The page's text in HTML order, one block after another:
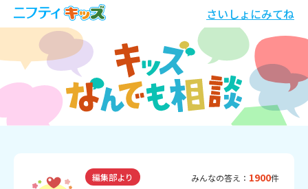
さいしょにみてね
編集部より みんなの答え： 1900件